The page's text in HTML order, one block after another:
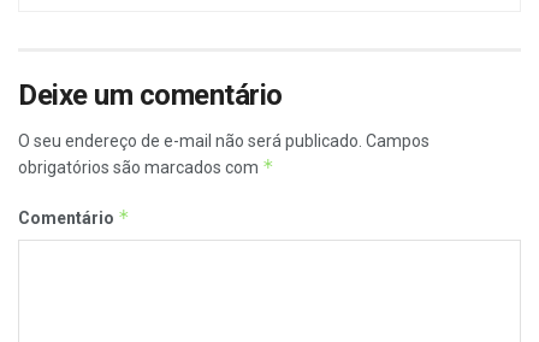
Deixe um comentário
O seu endereço de e-mail não será publicado. Campos
obrigatórios são marcados com *
Comentário *